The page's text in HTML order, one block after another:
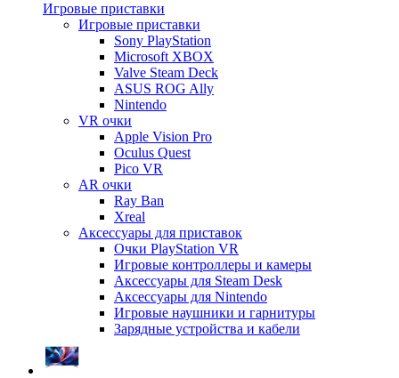
Игровые приставки
Игровые приставки
Sony PlayStation
Microsoft XBOX
Valve Steam Deck
ASUS ROG Ally
Nintendo
VR очки
Apple Vision Pro
Oculus Quest
Pico VR
AR очки
Ray Ban
Xreal
Аксессуары для приставок
Очки PlayStation VR
Игровые контроллеры и камеры
Аксессуары для Steam Desk
Аксессуары для Nintendo
Игровые наушники и гарнитуры
Зарядные устройства и кабели